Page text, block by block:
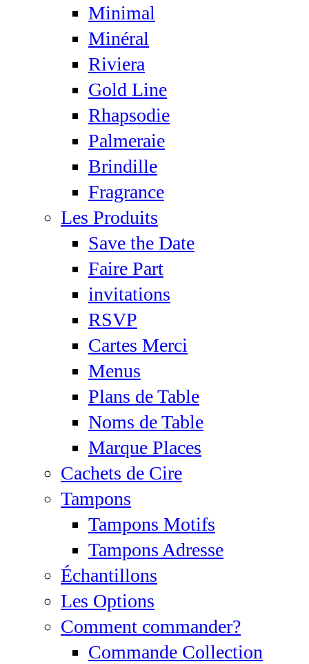
Minimal
Minéral
Riviera
Gold Line
Rhapsodie
Palmeraie
Brindille
Fragrance
Les Produits
Save the Date
Faire Part
invitations
RSVP
Cartes Merci
Menus
Plans de Table
Noms de Table
Marque Places
Cachets de Cire
Tampons
Tampons Motifs
Tampons Adresse
Échantillons
Les Options
Comment commander?
Commande Collection